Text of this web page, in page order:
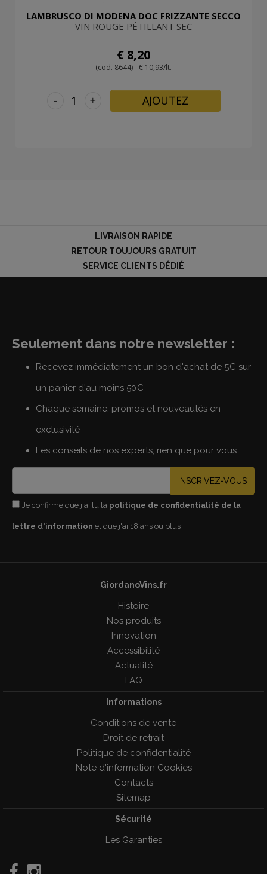
LAMBRUSCO DI MODENA DOC FRIZZANTE SECCO
VIN ROUGE PÉTILLANT SEC
€ 8,20
(cod. 8644) - € 10,93/lt.
+
- AJOUTEZ
LIVRAISON RAPIDE
RETOUR TOUJOURS GRATUIT
SERVICE CLIENTS DÉDIÉ
Seulement dans notre newsletter :
Recevez immédiatement un bon d'achat de 5€ sur
un panier d'au moins 50€
Chaque semaine, promos et nouveautés en
exclusivité
Les conseils de nos experts, rien que pour vous
INSCRIVEZ-VOUS
Je confirme que j'ai lu la politique de confidentialité de la
lettre d'information et que j'ai 18 ans ou plus
GiordanoVins.fr
Histoire
Nos produits
Innovation
Accessibilité
Actualité
FAQ
Informations
Conditions de vente
Droit de retrait
Politique de confidentialité
Note d'information Cookies
Contacts
Sitemap
Sécurité
Les Garanties